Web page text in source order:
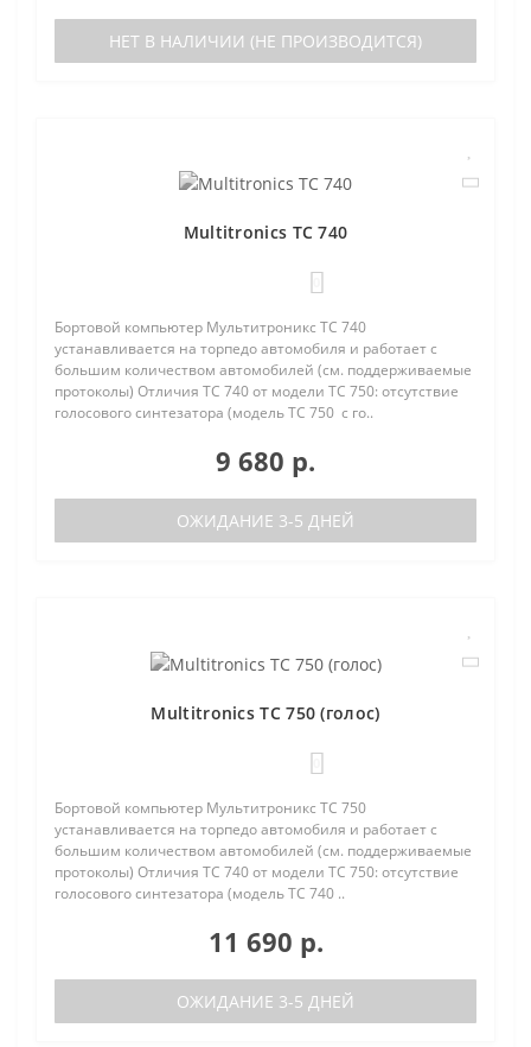
НЕТ В НАЛИЧИИ (НЕ ПРОИЗВОДИТСЯ)
Multitronics TC 740
Бортовой компьютер Мультитроникс TC 740
устанавливается на торпедо автомобиля и работает с
большим количеством автомобилей (см. поддерживаемые
протоколы) Отличия TC 740 от модели TC 750: отсутствие
голосового синтезатора (модель TC 750 с го..
9 680 р.
ОЖИДАНИЕ 3-5 ДНЕЙ
Multitronics TC 750 (голос)
Бортовой компьютер Мультитроникс TC 750
устанавливается на торпедо автомобиля и работает с
большим количеством автомобилей (см. поддерживаемые
протоколы) Отличия TC 740 от модели TC 750: отсутствие
голосового синтезатора (модель TC 740 ..
11 690 р.
ОЖИДАНИЕ 3-5 ДНЕЙ